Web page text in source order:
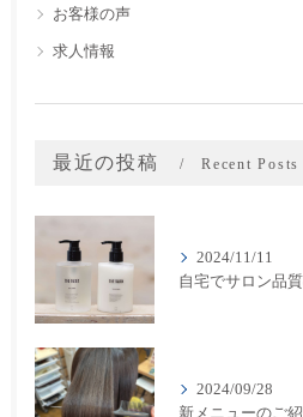
お客様の声
求人情報
最近の投稿 Recent Posts
2024/11/11
2024/09/28